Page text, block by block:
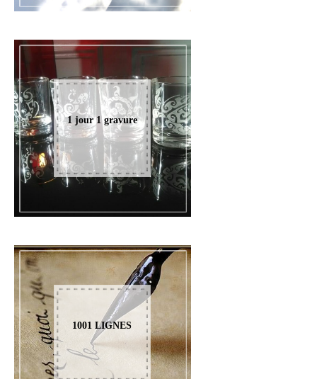
1 jour 1 gravure
1001 LIGNES